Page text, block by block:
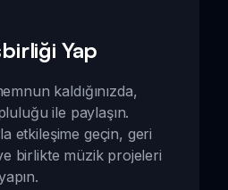
Yap
kaldığınızda,
ile paylaşın.
etkileşime geçin, geri
birlikte müzik projeleri